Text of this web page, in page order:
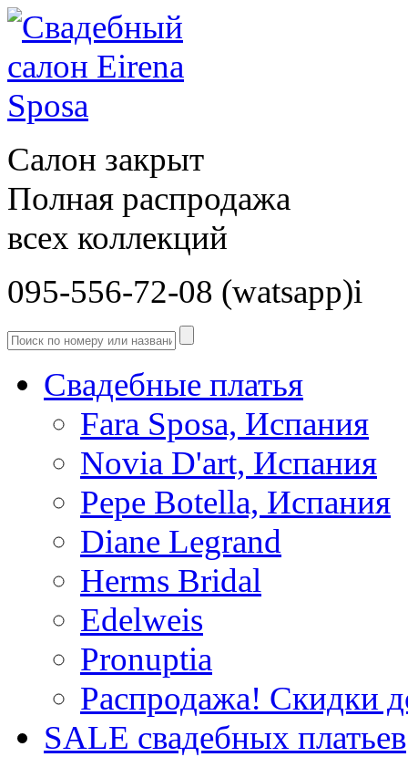
Салон закрыт
Полная распродажа
всех коллекций
095-556-72-08 (watsapp)і
Свадебные платья
Fara Sposa, Испания
Novia D'art, Испания
Pepe Botella, Испания
Diane Legrand
Herms Bridal
Edelweis
Pronuptia
Распродажа! Скидки
SALE cвадебных платьев